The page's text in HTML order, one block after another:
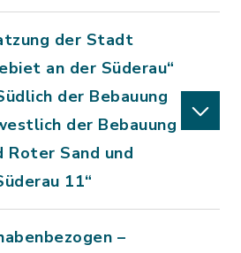
der Stadt
an der Süderau“
der Bebauung
der Bebauung
Roter Sand und
11“
–